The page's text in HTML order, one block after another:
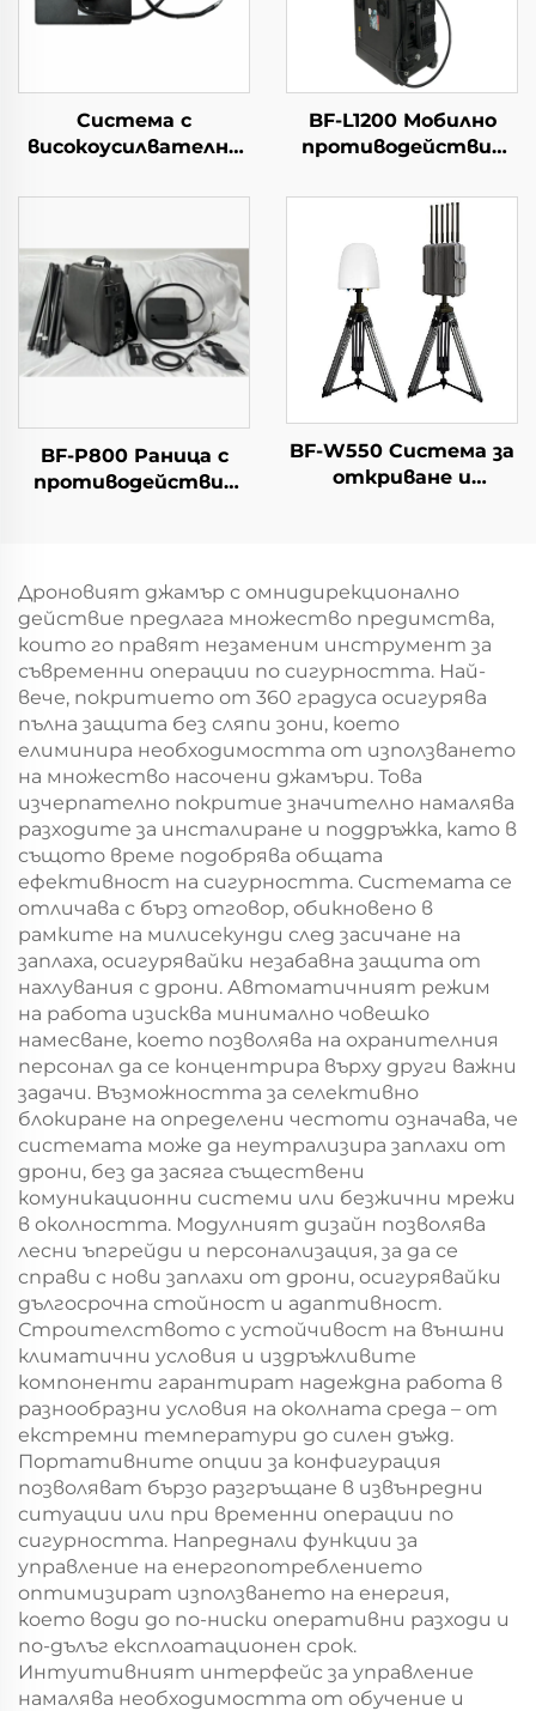
Система с
високоусилвателна
разстояния,
противодействие
на БПЛА, радио-
дестабилизатор RF,
ефективно
честотно
екраниране на
BF-L1200 Мобилно
противодействие
BF-P800 Раница с
противодействие
BF-W550 Система за
откриване и
Дроновият джамър с омнидирекционално
действие предлага множество предимства,
които го правят незаменим инструмент за
съвременни операции по сигурността. Най-
вече, покритието от 360 градуса осигурява
пълна защита без сляпи зони, което
елиминира необходимостта от използването
на множество насочени джамъри. Това
изчерпателно покритие значително намалява
разходите за инсталиране и поддръжка, като в
същото време подобрява общата
ефективност на сигурността. Системата се
отличава с бърз отговор, обикновено в
рамките на милисекунди след засичане на
заплаха, осигурявайки незабавна защита от
нахлувания с дрони. Автоматичният режим
на работа изисква минимално човешко
намесване, което позволява на охранителния
персонал да се концентрира върху други важни
задачи. Възможността за селективно
блокиране на определени честоти означава, че
системата може да неутрализира заплахи от
дрони, без да засяга съществени
комуникационни системи или безжични мрежи
в околността. Модулният дизайн позволява
лесни ъпгрейди и персонализация, за да се
справи с нови заплахи от дрони, осигурявайки
дългосрочна стойност и адаптивност.
Строителството с устойчивост на външни
климатични условия и издръжливите
компоненти гарантират надеждна работа в
разнообразни условия на околната среда – от
екстремни температури до силен дъжд.
Портативните опции за конфигурация
позволяват бързо разгръщане в извънредни
ситуации или при временни операции по
сигурността. Напреднали функции за
управление на енергопотреблението
оптимизират използването на енергия,
което води до по-ниски оперативни разходи и
по-дълъг експлоатационен срок.
Интуитивният интерфейс за управление
намалява необходимостта от обучение и